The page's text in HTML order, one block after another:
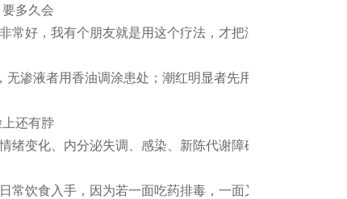
多久会
好，我有个朋友就是用这个疗法，才把湿疹治好的！
渗液者用香油调涂患处；潮红明显者先用龙胆草煎水
还有脖
变化、内分泌失调、感染、新陈代谢障碍等。建议日
饮食入手，因为若一面吃药排毒，一面又吃进带毒食